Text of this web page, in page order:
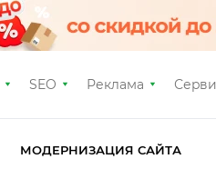
SEO Реклама
МОДЕРНИЗАЦИЯ САЙТА